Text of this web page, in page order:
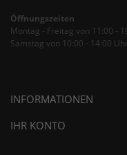
Öffnungszeiten
Montag - Freitag von 11:00 -
Samstag von 10:00 - 14:00 Uhr
INFORMATIONEN
IHR KONTO